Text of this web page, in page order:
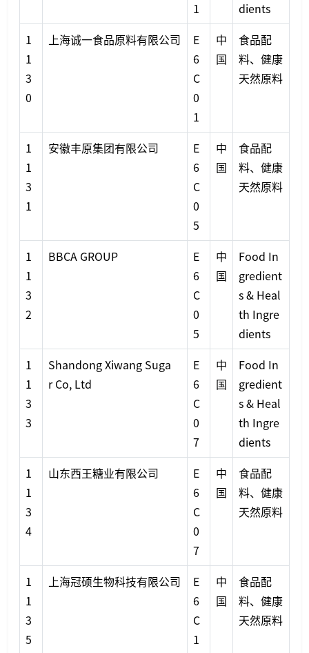
1
dients
1
1
3
0
上海诚一食品原料有限公司
E
6
C
0
1
中
国
食品配
料、健康
天然原料
1
1
3
1
安徽丰原集团有限公司
E
6
C
0
5
中
国
食品配
料、健康
天然原料
1
1
3
2
BBCA GROUP
E
6
C
0
5
中
国
Food In
gredient
s & Heal
th Ingre
dients
1
1
3
3
Shandong Xiwang Suga
r Co, Ltd
E
6
C
0
7
中
国
Food In
gredient
s & Heal
th Ingre
dients
1
1
3
4
山东西王糖业有限公司
E
6
C
0
7
中
国
食品配
料、健康
天然原料
1
1
3
5
上海冠硕生物科技有限公司
E
6
C
1
中
国
食品配
料、健康
天然原料